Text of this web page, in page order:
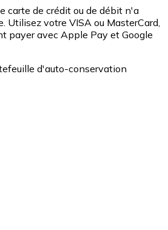
carte de crédit ou de débit n'a
Utilisez votre VISA ou MasterCard,
payer avec Apple Pay et Google
d'auto-conservation